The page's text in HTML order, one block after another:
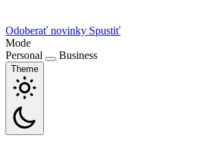
Odoberať novinky Spustiť
Mode
Personal
Business
Theme